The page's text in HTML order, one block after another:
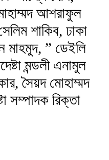
আশরাফুল
শাকিব, ঢাকা
মাহমুদ, ” ডেইলি
মন্ডলী এনামুল
সৈয়দ মোহাম্মদ
সম্পাদক রিক্তা